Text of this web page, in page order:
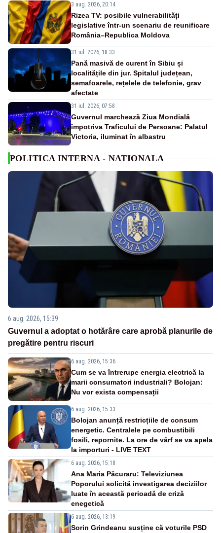
3 aug. 2026, 20:14
Rizea TV: posibile vulnerabilități
legislative într-un scenariu de reunificare
România–Republica Moldova
31 iul. 2026, 18:33
Pană masivă de curent în Sibiu și
localitățile din jur. Spitalul județean,
semafoarele, rețelele de telefonie, grav
afectate
31 iul. 2026, 07:58
Guvernul marchează Ziua Mondială
împotriva Traficului de Persoane: Palatul
Victoria, iluminat în albastru
POLITICA INTERNA - NATIONALA
6 aug. 2026, 15:39
Guvernul a adoptat o hotărâre care aprobă planurile de
pregătire pentru riscuri
6 aug. 2026, 15:36
Cum se va întrerupe energia electrică la
marii consumatori industriali? Bolojan:
Nu vor exista compensații
6 aug. 2026, 15:33
Bolojan anunță restricțiile de consum
energetic. Centralele pe combustibili
fosili, repornite. La ore de vârf se va apela
la importuri - LIVE TEXT
6 aug. 2026, 15:18
Ana Maria Păcuraru: Televiziunea
Poporului solicită investigarea deciziilor
luate în această perioadă de criză
enegetică
6 aug. 2026, 13:19
Sorin Grindeanu susține că voturile PSD